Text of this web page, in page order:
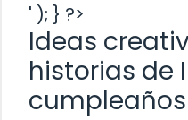
' ); } ?>
Ideas
historias de
cumpleaños